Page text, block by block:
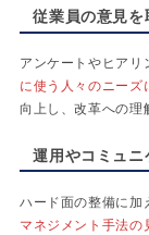
従業員の意見を
アンケートやヒアリ
に使う人々のニーズ
向上し、改革への理
運用やコミュニ
ハード面の整備に加
マネジメント手法の